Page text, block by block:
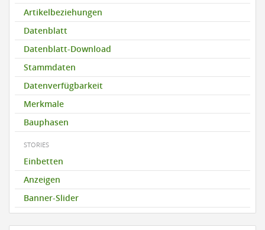
Artikelbeziehungen
Datenblatt
Datenblatt-Download
Stammdaten
Datenverfügbarkeit
Merkmale
Bauphasen
STORIES
Einbetten
Anzeigen
Banner-Slider